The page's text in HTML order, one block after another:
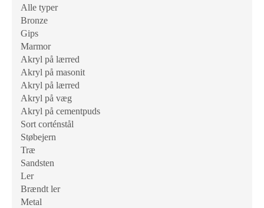
Alle typer
Bronze
Gips
Marmor
Akryl på lærred
Akryl på masonit
Akryl på lærred
Akryl på væg
Akryl på cementpuds
Sort corténstål
Støbejern
Træ
Sandsten
Ler
Brændt ler
Metal